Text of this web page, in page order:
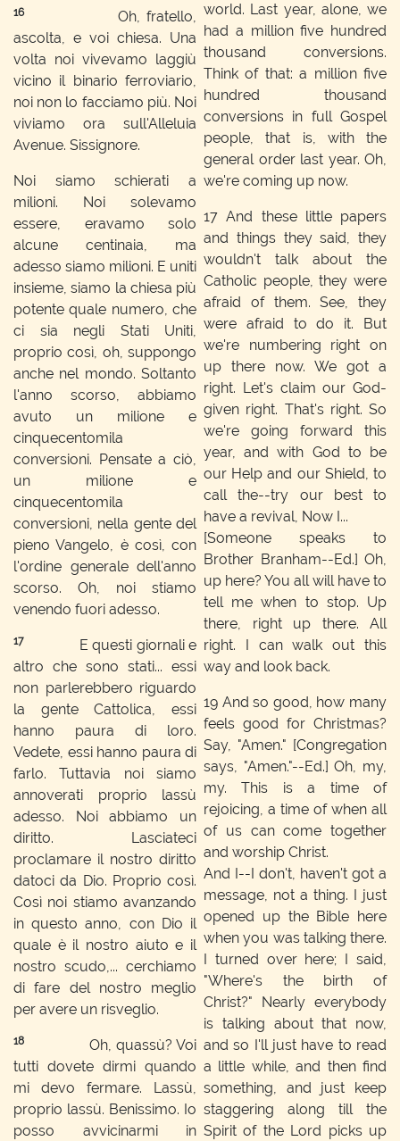
16Oh, fratello,
ascolta, e voi chiesa. Una
volta noi vivevamo laggiù
vicino il binario ferroviario,
noi non lo facciamo più. Noi
viviamo ora sull'Alleluia
Avenue. Sissignore.
Noi siamo schierati a
milioni. Noi solevamo
essere, eravamo solo
alcune centinaia, ma
adesso siamo milioni. E uniti
insieme, siamo la chiesa più
potente quale numero, che
ci sia negli Stati Uniti,
proprio così, oh, suppongo
anche nel mondo. Soltanto
l'anno scorso, abbiamo
avuto un milione e
cinquecentomila
conversioni. Pensate a ciò,
un milione e
cinquecentomila
conversioni, nella gente del
pieno Vangelo, è così, con
l'ordine generale dell'anno
scorso. Oh, noi stiamo
venendo fuori adesso.
17
E questi giornali e
altro che sono stati... essi
non parlerebbero riguardo
la gente Cattolica, essi
hanno paura di loro.
Vedete, essi hanno paura di
farlo. Tuttavia noi siamo
annoverati proprio lassù
adesso. Noi abbiamo un
diritto. Lasciateci
proclamare il nostro diritto
datoci da Dio. Proprio così.
Così noi stiamo avanzando
in questo anno, con Dio il
quale è il nostro aiuto e il
nostro scudo,... cerchiamo
di fare del nostro meglio
per avere un risveglio.
18
Oh, quassù? Voi
tutti dovete dirmi quando
mi devo fermare. Lassù,
proprio lassù. Benissimo. Io
posso avvicinarmi in
world. Last year, alone, we
had a million five hundred
thousand conversions.
Think of that: a million five
hundred thousand
conversions in full Gospel
people, that is, with the
general order last year. Oh,
we're coming up now.
17 And these little papers
and things they said, they
wouldn't talk about the
Catholic people, they were
afraid of them. See, they
were afraid to do it. But
we're numbering right on
up there now. We got a
right. Let's claim our God-
given right. That's right. So
we're going forward this
year, and with God to be
our Help and our Shield, to
call the--try our best to
have a revival, Now I...
[Someone speaks to
Brother Branham--Ed.] Oh,
up here? You all will have to
tell me when to stop. Up
there, right up there. All
right. I can walk out this
way and look back.
19 And so good, how many
feels good for Christmas?
Say, "Amen." [Congregation
says, "Amen."--Ed.] Oh, my,
my. This is a time of
rejoicing, a time of when all
of us can come together
and worship Christ.
And I--I don't, haven't got a
message, not a thing. I just
opened up the Bible here
when you was talking there.
I turned over here; I said,
"Where's the birth of
Christ?" Nearly everybody
is talking about that now,
and so I'll just have to read
a little while, and then find
something, and just keep
staggering along till the
Spirit of the Lord picks up